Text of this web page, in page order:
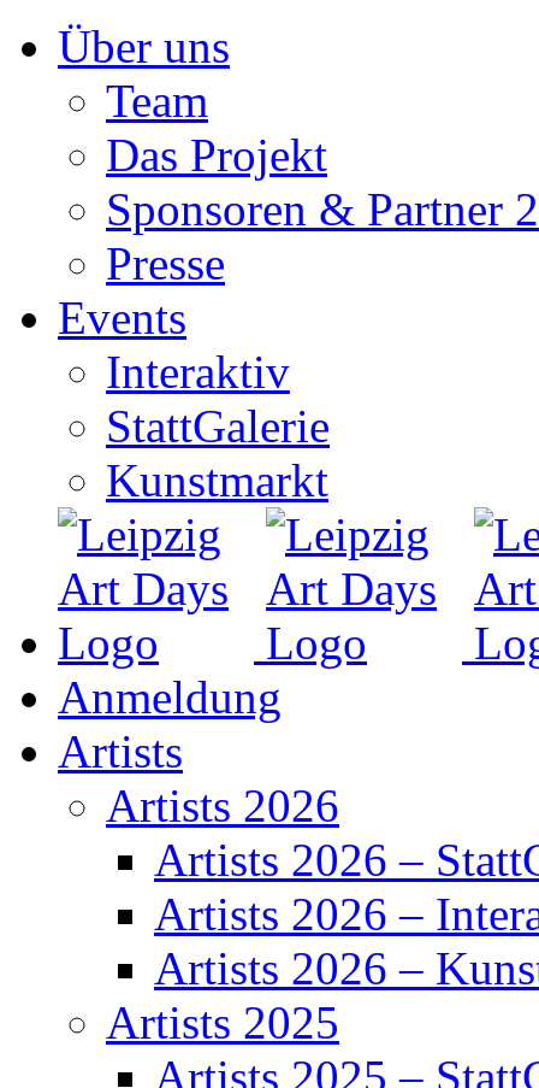
Inhalt
springenÜber uns
Team
Das Projekt
Sponsoren & Partner
Presse
Events
Interaktiv
StattGalerie
Kunstmarkt
Anmeldung
Artists
Artists 2026
Artists 2026 –
Artists 2026 –
Artists 2026 –
Artists 2025
Artists 2025 –